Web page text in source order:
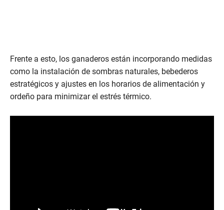
Frente a esto, los ganaderos están incorporando medidas
como la instalación de sombras naturales, bebederos
estratégicos y ajustes en los horarios de alimentación y
ordeño para minimizar el estrés térmico.